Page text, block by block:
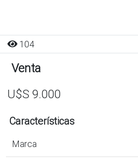
104
Venta
U$S 9.000
Características
Marca